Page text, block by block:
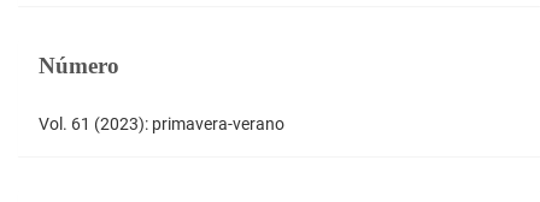
Número
Vol. 61 (2023): primavera-verano